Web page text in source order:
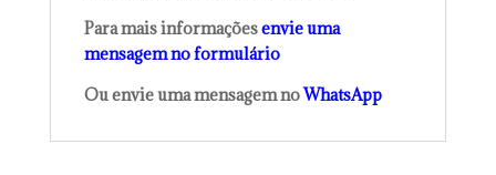
Para mais informaçõesenvie uma
mensagem no formulário
Ou envie uma mensagem noWhatsApp